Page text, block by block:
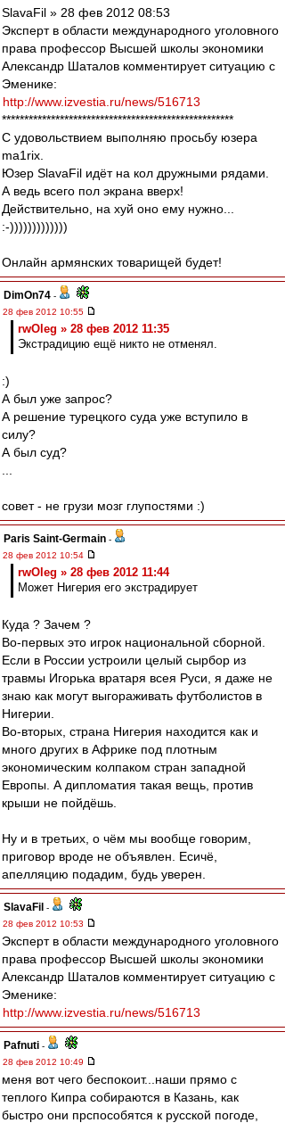
SlavaFil » 28 фев 2012 08:53
Эксперт в области международного уголовного
права профессор Высшей школы экономики
Александр Шаталов комментирует ситуацию с
Эменике:
http://www.izvestia.ru/news/516713
****************************************************
С удовольствием выполняю просьбу юзера
ma1rix.
Юзер SlavaFil идёт на кол дружными рядами.
А ведь всего пол экрана вверх!
Действительно, на хуй оно ему нужно...
:-)))))))))))))
Онлайн армянских товарищей будет!
DimOn74 -
28 фев 2012 10:55
rwOleg » 28 фев 2012 11:35
Экстрадицию ещё никто не отменял.
:)
А был уже запрос?
А решение турецкого суда уже вступило в
силу?
А был суд?
совет - не грузи мозг глупостями :)
Paris Saint-Germain -
28 фев 2012 10:54
rwOleg » 28 фев 2012 11:44
Может Нигерия его экстрадирует
Куда ? Зачем ?
Во-первых это игрок национальной сборной.
Если в России устроили целый сырбор из
травмы Игорька вратаря всея Руси, я даже не
знаю как могут выгораживать футболистов в
Нигерии.
Во-вторых, страна Нигерия находится как и
много других в Африке под плотным
экономическим колпаком стран западной
Европы. А дипломатия такая вещь, против
крыши не пойдёшь.
Ну и в третьих, о чём мы вообще говорим,
приговор вроде не объявлен. Есичё,
апелляцию подадим, будь уверен.
SlavaFil -
28 фев 2012 10:53
Эксперт в области международного уголовного
права профессор Высшей школы экономики
Александр Шаталов комментирует ситуацию с
Эменике:
http://www.izvestia.ru/news/516713
Pafnuti -
28 фев 2012 10:49
меня вот чего беспокоит...наши прямо с
теплого Кипра собираются в Казань, как
быстро они прспособятся к русской погоде,